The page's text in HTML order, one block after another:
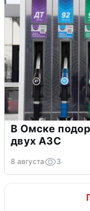
В Омске
двух АЗС
8 августа 3